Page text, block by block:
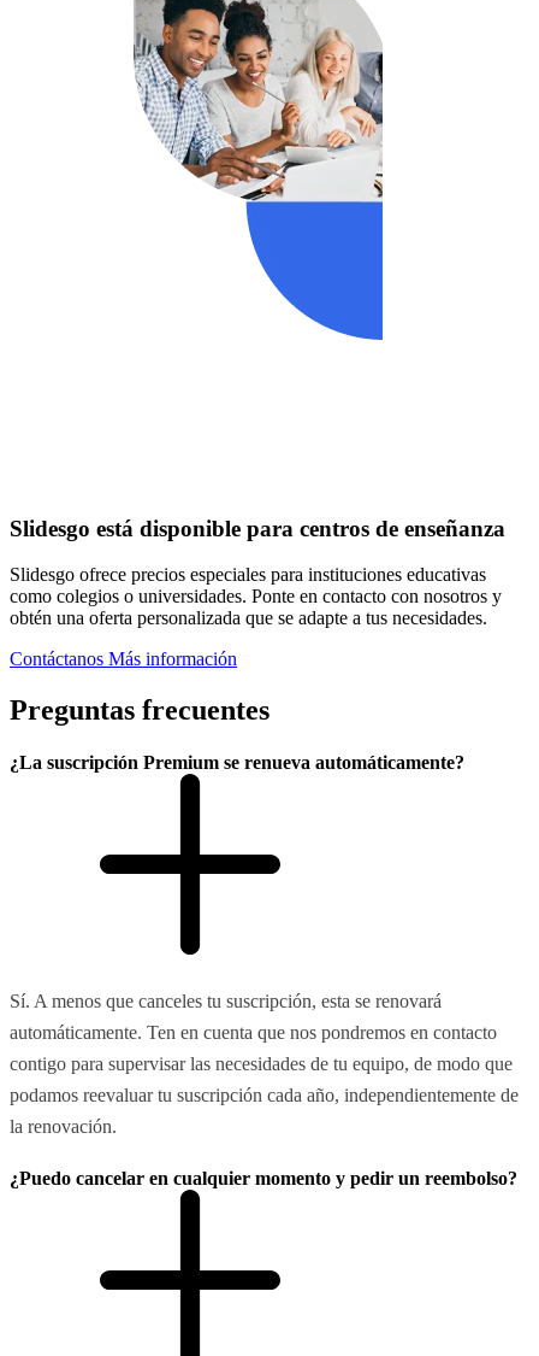
Slidesgo está disponible para centros de enseñanza
Slidesgo ofrece precios especiales para instituciones educativas
como colegios o universidades. Ponte en contacto con nosotros y
obtén una oferta personalizada que se adapte a tus necesidades.
Contáctanos Más información
Preguntas frecuentes
¿La suscripción Premium se renueva automáticamente?
Sí. A menos que canceles tu suscripción, esta se renovará
automáticamente. Ten en cuenta que nos pondremos en contacto
contigo para supervisar las necesidades de tu equipo, de modo que
podamos reevaluar tu suscripción cada año, independientemente de
la renovación.
¿Puedo cancelar en cualquier momento y pedir un reembolso?